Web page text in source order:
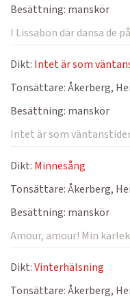
Besättning: manskör
I Lissabon där dansa de
Dikt: Intet är som
Tonsättare:Åkerberg,
Besättning: manskör
Intet är som
Dikt: Minnesång
Tonsättare:Åkerberg,
Besättning: manskör
Amour, amour! Min
Dikt:Vinterhälsning
Tonsättare:Åkerberg,